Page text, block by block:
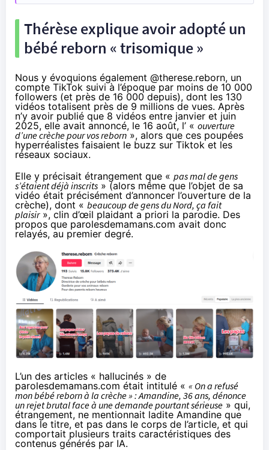
Thérèse explique avoir adopté un
bébé reborn « trisomique »
Nous y évoquions également @therese.reborn, un
compte TikTok suivi à l’époque par moins de 10 000
followers (et près de 16 000 depuis), dont les 130
vidéos totalisent près de 9 millions de vues. Après
n’y avoir publié que 8 vidéos entre janvier et juin
2025, elle avait annoncé, le 16 août, l’ « ouverture
d’une crèche pour vos reborn », alors que ces poupées
hyperréalistes faisaient le buzz sur Tiktok et les
réseaux sociaux.
Elle y précisait étrangement que « pas mal de gens
s’étaient déjà inscrits » (alors même que l’objet de sa
vidéo était précisément d’annoncer l’ouverture de la
crèche), dont « beaucoup de gens du Nord, ça fait
plaisir», clin d’œil plaidant a priori la parodie. Des
propos que parolesdemamans.com avait donc
relayés, au premier degré.
L’un des articles « hallucinés » de
parolesdemamans.com était intitulé « « On a refusé
mon bébé reborn à la crèche » : Amandine, 36 ans, dénonce
un rejet brutal face à une demande pourtant sérieuse » qui,
étrangement, ne mentionnait ladite Amandine que
dans le titre, et pas dans le corps de l’article, et qui
comportait plusieurs traits caractéristiques des
contenus générés par IA.